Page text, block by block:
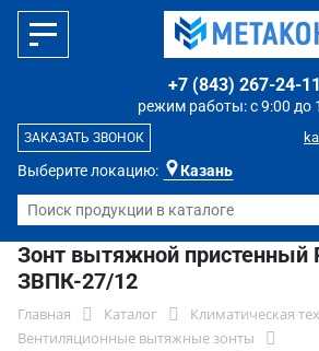
Выберите локацию: Казань
режим работы: с 9:00 до
+7 (843) 267-24-11
ЗАКАЗАТЬ ЗВОНОК
Зонт вытяжной пристенный
ЗВПК-27/12
Главная Каталог
Климатическая
Вентиляционные вытяжные зонты